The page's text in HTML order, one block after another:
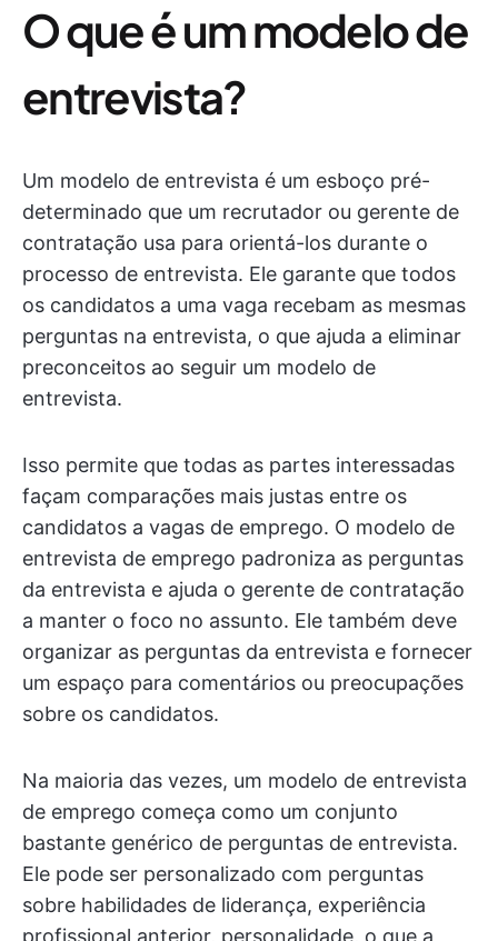
O que é um modelo de
entrevista?
Um modelo de entrevista é um esboço pré-
determinado que um recrutador ou gerente de
contratação usa para orientá-los durante o
processo de entrevista. Ele garante que todos
os candidatos a uma vaga recebam as mesmas
perguntas na entrevista, o que ajuda a eliminar
preconceitos ao seguir um modelo de
entrevista.
Isso permite que todas as partes interessadas
façam comparações mais justas entre os
candidatos a vagas de emprego. O modelo de
entrevista de emprego padroniza as perguntas
da entrevista e ajuda o gerente de contratação
a manter o foco no assunto. Ele também deve
organizar as perguntas da entrevista e fornecer
um espaço para comentários ou preocupações
sobre os candidatos.
Na maioria das vezes, um modelo de entrevista
de emprego começa como um conjunto
bastante genérico de perguntas de entrevista.
Ele pode ser personalizado com perguntas
sobre habilidades de liderança, experiência
profissional anterior, personalidade, o que a